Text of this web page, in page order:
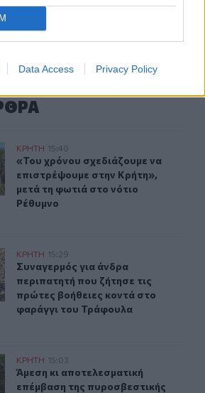
Data Access Privacy Policy
να επιστρέψουμε στην
ΚΡΗΤΗ 15:40
«Του χρόνου σχεδιάζουμε να
«Του χρόνου σχεδιάζουμε να
επιστρέψουμε στην Κρήτη»,
μετά τη φωτιά στο νότιο
Ρέθυμνο
περιπατητή που ζήτησε τις
ΚΡΗΤΗ 15:29
Συναγερμός για άνδρα
Συναγερμός για άνδρα
περιπατητή που ζήτησε τις
πρώτες βοήθειες κοντά στο
φαράγγι του Τράφουλα
επέμβαση της
ΚΡΗΤΗ 15:03
Άμεση κι αποτελεσματική
Άμεση κι αποτελεσματική
επέμβαση της πυροσβεστικής